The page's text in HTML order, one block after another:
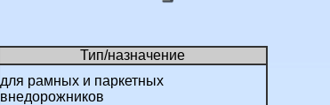
Тип/назначение
для рамных и паркетных
внедорожников